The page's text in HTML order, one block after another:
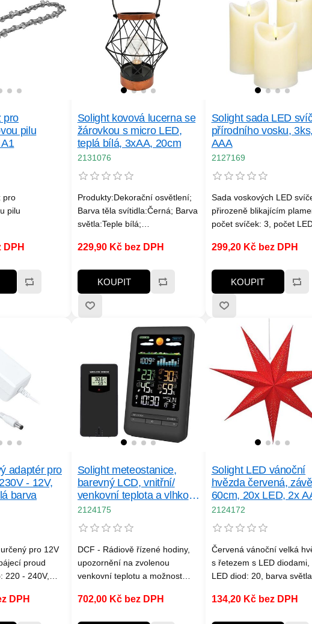
pro
pilu
pro
pilu
DPH
Solight kovová lucerna se
žárovkou s micro LED,
teplá bílá, 3xAA, 20cm
2131076
Produkty:Dekorační osvětlení;
Barva těla svítidla:Černá; Barva
světla:Teple bílá;
Druh ochrany:IP20
229,90 Kč bez DPH
KOUPIT
Solight sada LED
přírodního vosku, 3ks,
AAA
2127169
Sada voskových LED
přirozeně blikajícím
počet svíček: 3, počet
režimy: zapnuto / vypnuto,
svíčka (nejsou součástí)
299,20 Kč bez DPH
KOUPIT
adaptér pro
- 12V,
barva
pro 12V
proud
220 - 240V,
přepětí a
DPH
Solight meteostanice,
barevný LCD, vnitřní/
venkovní teplota a vlhkost,
tlak, RCC, černá
2124175
DCF - Rádiově řízené hodiny,
upozornění na zvolenou
venkovní teplotu a možnost
a minimální vlhkosti/teploty
702,00 Kč bez DPH
Solight LED vánoční
hvězda červená,
60cm, 20x LED, 2x
2124172
Červená vánoční velká
s řetezem s LED diodami,
LED diod: 20, barva
aktivace časovače 6h/18h
134,20 Kč bez DPH